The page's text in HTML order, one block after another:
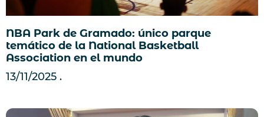
NBA Park de Gramado: único parque
temático de la National Basketball
Association en el mundo
13/11/2025